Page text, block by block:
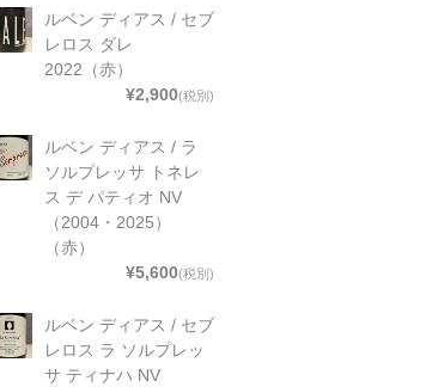
ルベン ディアス / セブ
レロス ダレ
2022（赤）
¥2,900(税別)
ルベン ディアス / ラ
ソルプレッサ トネレ
ス デ パティオ NV
（2004・2025）
（赤）
¥5,600(税別)
ルベン ディアス / セブ
レロス ラ ソルプレッ
サ ティナハ NV